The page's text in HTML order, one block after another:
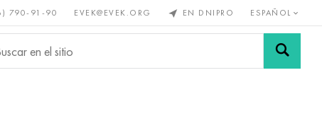
790-91-90 EVEK@EVEK.ORG EN DNIPRO ESPAÑOL
no Aleación de Mallas y